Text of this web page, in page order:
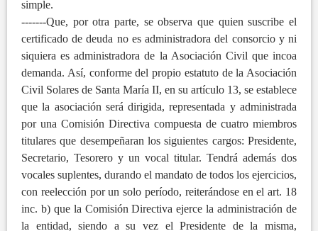
simple.
-------Que, por otra parte, se observa que quien suscribe el
certificado de deuda no es administradora del consorcio y ni
siquiera es administradora de la Asociación Civil que incoa
demanda. Así, conforme del propio estatuto de la Asociación
Civil Solares de Santa María II, en su artículo 13, se establece
que la asociación será dirigida, representada y administrada
por una Comisión Directiva compuesta de cuatro miembros
titulares que desempeñaran los siguientes cargos: Presidente,
Secretario, Tesorero y un vocal titular. Tendrá además dos
vocales suplentes, durando el mandato de todos los ejercicios,
con reelección por un solo período, reiterándose en el art. 18
inc. b) que la Comisión Directiva ejerce la administración de
la entidad, siendo a su vez el Presidente de la misma,